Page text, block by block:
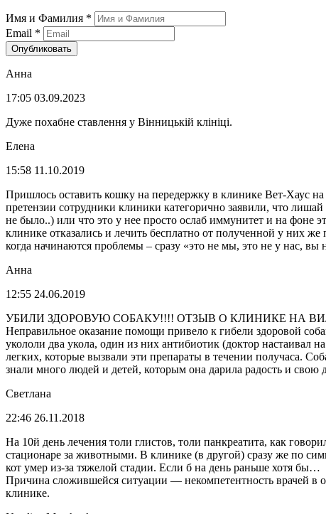
Имя и Фамилия *
Email *
Опубликовать
Анна
17:05 03.09.2023
Дуже похабне ставлення у Вінницькій клініці.
Елена
15:58 11.10.2019
Пришлось оставить кошку на передержку в клинике Вет-Хаус
претензии сотрудники клиники категорично заявили, что
не было..) или что это у нее просто ослаб иммунитет и на фоне
клинике отказались и лечить бесплатно от полученной у них
когда начинаются проблемы – сразу «это не мы, это не у нас, вы
Анна
12:55 24.06.2019
УБИЛИ ЗДОРОВУЮ СОБАКУ!!!! ОТЗЫВ О КЛИНИКЕ НА
Неправильное оказание помощи привело к гибели здоровой
укололи два укола, один из них антибиотик (доктор настаивал
легких, которые вызвали эти препараты в течении получаса.
знали много людей и детей, которым она дарила радость и свою
Светлана
22:46 26.11.2018
На 10й день лечения толи глистов, толи панкреатита, как
стационаре за животными. В клинике (в другой) сразу же по
кот умер из-за тяжелой стадии. Если б на день раньше хотя бы…
Причина сложившейся ситуации — некомпетентность врачей в
клинике.